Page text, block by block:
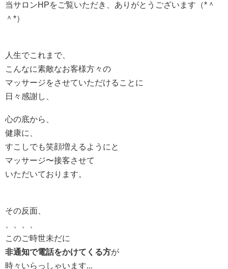
当サロンHPをご覧いただき、ありがとうございます（*＾
＾*）
人生でこれまで、
こんなに素敵なお客様方々の
マッサージをさせていただけることに
日々感謝し、
心の底から、
健康に、
すこしでも笑顔増えるようにと
マッサージ〜接客させて
いただいております。
その反面、
このご時世未だに
非通知で電話をかけてくる方が
時々いらっしゃいます...